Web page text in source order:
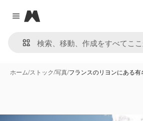
Close menu
Magnific
ホーム/ストック/写真/フランスのリヨンにある